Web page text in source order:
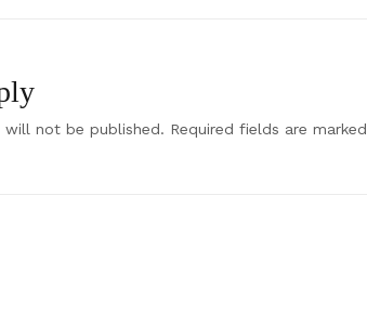
will not be published. Required fields are marked